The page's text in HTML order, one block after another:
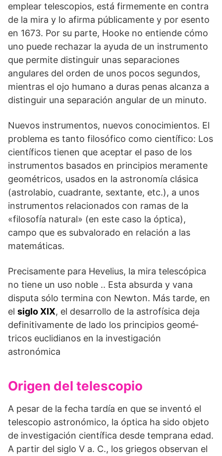
emplear telescopios, está firmemente en contra
de la mira y lo afirma públicamente y por esento
en 1673. Por su parte, Hooke no entiende cómo
uno puede rechazar la ayuda de un instrumento
que permite distin­guir unas separaciones
angulares del orden de unos pocos segundos,
mientras el ojo humano a duras penas alcanza a
distinguir una separación angular de un minuto.
Nuevos instrumentos, nuevos conocimientos. El
problema es tanto filosófico como científico: Los
científicos tienen que aceptar el paso de los
instrumentos basados en principios meramente
geométri­cos, usados en la astronomía clásica
(astrolabio, cuadrante, sextante, etc.), a unos
instrumentos relaciona­dos con ramas de la
«filosofía natu­ral» (en este caso la óptica),
campo que es subvalorado en relación a las
matemáticas.
Precisamente para Hevelius, la mira telescópica
no tiene un uso noble .. Esta absurda y vana
disputa sólo termina con Newton. Más tarde, en
el siglo XIX, el desarro­llo de la astrofísica deja
definitiva­mente de lado los principios geomé­
tricos euclidianos en la investigación
astronómica
Origen del telescopio
A pesar de la fecha tardía en que se inventó el
telescopio astronómico, la óptica ha sido objeto
de investigación científica desde temprana edad.
A partir del siglo V a. C., los griegos observan el